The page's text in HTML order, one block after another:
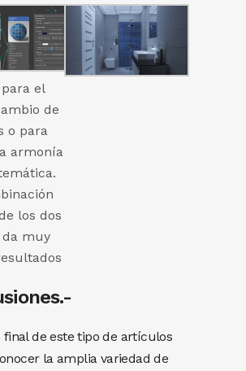
el
de
o para
armonía
los dos
da muy
final de este tipo de artículos
la amplia variedad de